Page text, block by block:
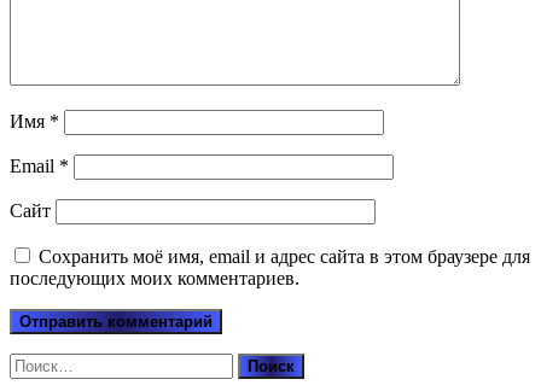
Имя *
Email *
Сайт
Сохранить моё имя, email и адрес сайта в этом браузере для
последующих моих комментариев.
Найти: